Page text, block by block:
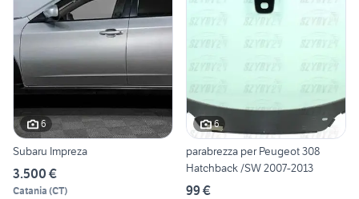
6
Subaru Impreza
3.500 €
Catania (CT)
6
parabrezza per Peugeot 308
Hatchback /SW 2007-2013
99 €